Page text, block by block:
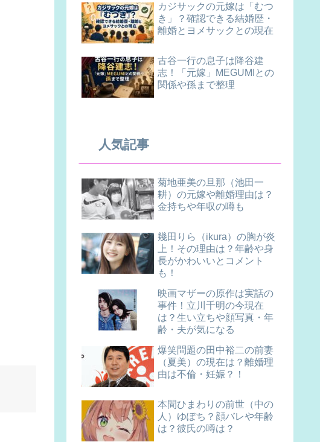
カジサックの元嫁は「むつ
き」？確認できる結婚歴・
離婚とヨメサックとの現在
古谷一行の息子は降谷建
志！「元嫁」MEGUMIとの
関係や孫まで整理
人気記事
菊地亜美の旦那（池田一
耕）の元嫁や離婚理由は？
金持ちや年収の噂も
幾田りら（ikura）の胸が炎
上！その理由は？年齢や身
長がかわいいとコメント
も！
映画マザーの原作は実話の
事件！立川千明の今現在
は？生い立ちや顔写真・年
齢・夫が気になる
爆笑問題の田中裕二の前妻
（夏美）の現在は？離婚理
由は不倫・妊娠？！
本間ひまわりの前世（中の
人）ゆぽち？顔バレや年齢
は？彼氏の噂は？